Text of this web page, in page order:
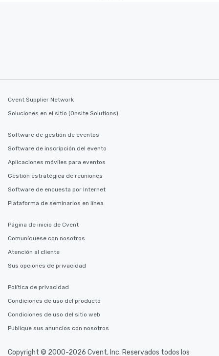
Cvent Supplier Network
Soluciones en el sitio (Onsite Solutions)
Software de gestión de eventos
Software de inscripción del evento
Aplicaciones móviles para eventos
Gestión estratégica de reuniones
Software de encuesta por Internet
Plataforma de seminarios en línea
Página de inicio de Cvent
Comuníquese con nosotros
Atención al cliente
Sus opciones de privacidad
Política de privacidad
Condiciones de uso del producto
Condiciones de uso del sitio web
Publique sus anuncios con nosotros
Copyright © 2000-2026 Cvent, Inc. Reservados todos los